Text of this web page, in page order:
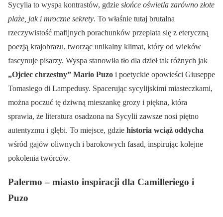
Sycylia to wyspa kontrastów, gdzie słońce oświetla zarówno złote
plaże, jak i mroczne sekrety. To właśnie tutaj brutalna
rzeczywistość mafijnych porachunków przeplata się z eteryczną
poezją krajobrazu, tworząc unikalny klimat, który od wieków
fascynuje pisarzy. Wyspa stanowiła tło dla dzieł tak różnych jak
„Ojciec chrzestny” Mario Puzo i poetyckie opowieści Giuseppe
Tomasiego di Lampedusy. Spacerując sycylijskimi miasteczkami,
można poczuć tę dziwną mieszankę grozy i piękna, która
sprawia, że literatura osadzona na Sycylii zawsze nosi piętno
autentyzmu i głębi. To miejsce, gdzie historia wciąż oddycha
wśród gajów oliwnych i barokowych fasad, inspirując kolejne
pokolenia twórców.
Palermo – miasto inspiracji dla Camilleriego i
Puzo